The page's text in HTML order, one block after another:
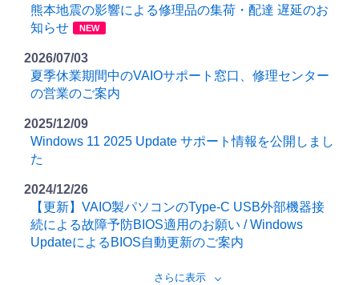
熊本地震の影響による修理品の集荷・配達 遅延のお
知らせ
NEW
2026/07/03
夏季休業期間中のVAIOサポート窓口、修理センター
の営業のご案内
2025/12/09
Windows 11 2025 Update サポート情報を公開しまし
た
2024/12/26
【更新】VAIO製パソコンのType-C USB外部機器接
続による故障予防BIOS適用のお願い / Windows
UpdateによるBIOS自動更新のご案内
さらに表示